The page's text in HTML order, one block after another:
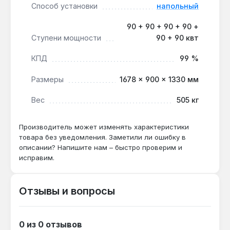
работать параллельно с другими нагревательными
также в паре с теплоаккумулятором для
стабилизации температурного режима.
Производство — Украина. Гарантия 1 год,
Подходит ли для отопления
Да — мощность 540 кВт и шесть ступеней
регулирования по 90 кВт обеспечивают
точную подстройку под теплопотери цеха, а
систему.
Можно ли установить без насоса?
Способ установки напольный
Ступени мощности
90 + 90 + 90 + 90 +
90 + 90 квт
КПД 99 %
Размеры 1678 × 900 × 1330 мм
Вес 505 кг
Производитель может изменять характеристики
товара без уведомления. Заметили ли ошибку в
описании? Напишите нам – быстро проверим и
исправим.
Отзывы и вопросы
0 из 0 отзывов